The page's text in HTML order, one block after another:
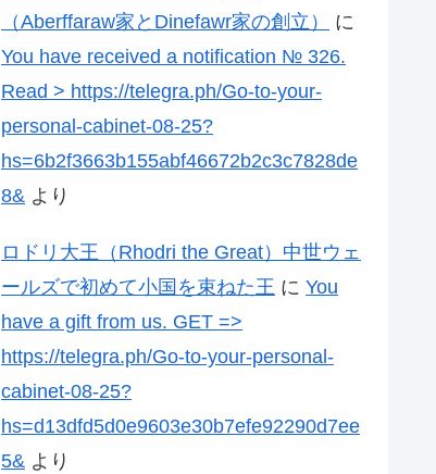
（Aberffaraw家とDinefawr家の創立）
に
You have received a notification № 326.
Read > https://telegra.ph/Go-to-your-
personal-cabinet-08-25?
hs=6b2f3663b155abf46672b2c3c7828de
8& より
ロドリ大王（Rhodri the Great）中世ウェ
ールズで初めて小国を束ねた王 に You
have a gift from us. GЕТ =>
https://telegra.ph/Go-to-your-personal-
cabinet-08-25?
hs=d13dfd5d0e9603e30b7efe92290d7ee
5& より